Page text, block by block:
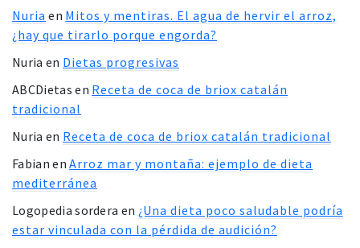
Nuria en Mitos y mentiras. El agua de hervir el arroz,
¿hay que tirarlo porque engorda?
Nuria en Dietas progresivas
ABCDietas en Receta de coca de briox catalán
tradicional
Nuria en Receta de coca de briox catalán tradicional
Fabian enArroz mar y montaña: ejemplo de dieta
mediterránea
Logopedia sordera en ¿Una dieta poco saludable podría
estar vinculada con la pérdida de audición?